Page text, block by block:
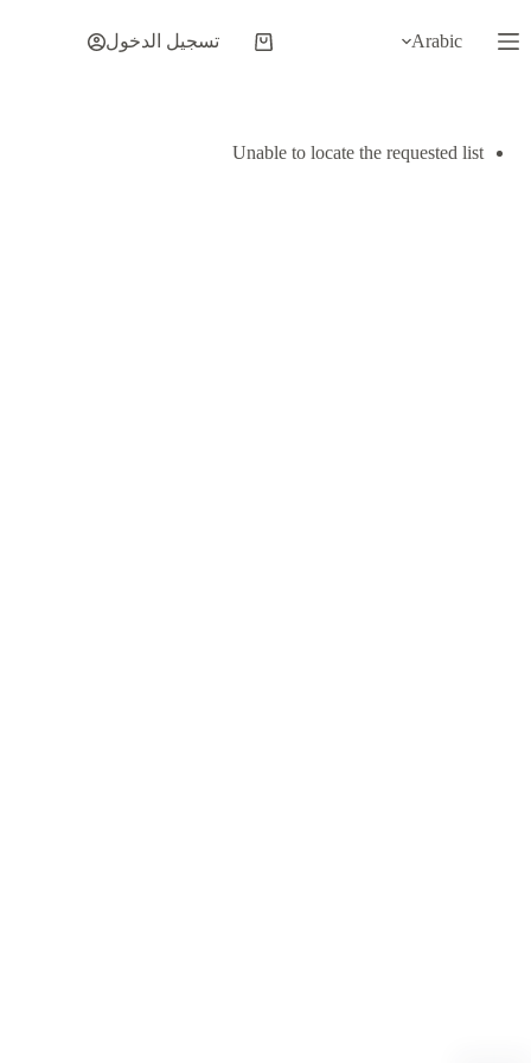
إلى
المحتوى
Arabic
عربة
تسجيل الدخول
Unable to locate the requested list